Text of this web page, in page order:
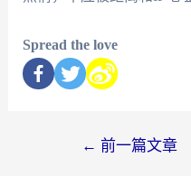
Spread the love
← 前一篇文章